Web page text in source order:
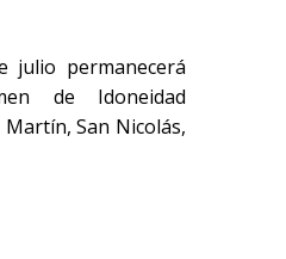
julio permanecerá
de Idoneidad
San Nicolás,